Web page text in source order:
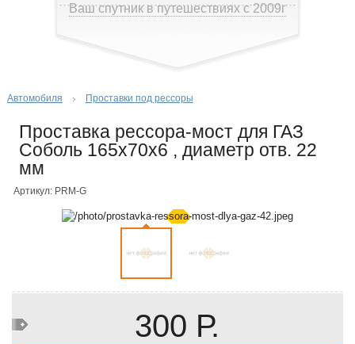
Ваш спутник в путешествиях с 2009г
Автомобиля Проставки под рессоры
Проставка рессора-мост для ГАЗ
Соболь 165х70х6 , диаметр отв. 22
мм
Артикул: PRM-G
300 Р.